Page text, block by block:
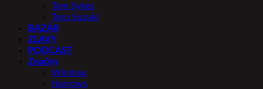
Tom Sykes
Toru Suzuki
BAZÁR
ZĽAVY
PODCAST
Značky
Winmau
Harrows